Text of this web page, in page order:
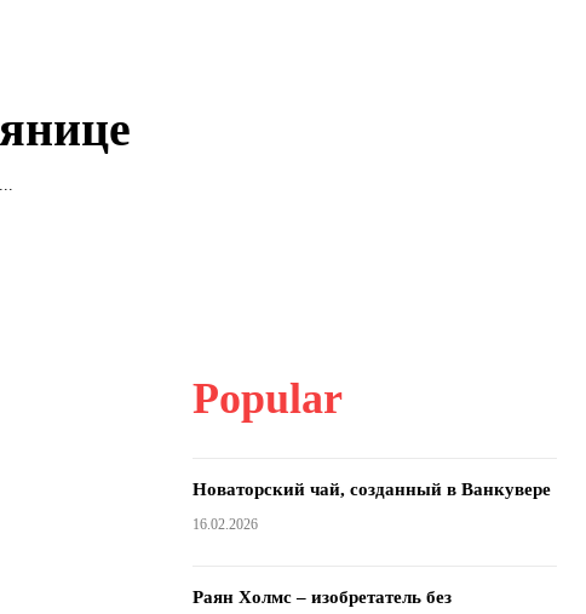
Popular
Новаторский чай, созданный в Ванкувере
16.02.2026
Раян Холмс – изобретатель без